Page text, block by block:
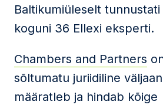
Baltikumiüleselt
koguni 36 Ellexi eksperti.
Chambers and Partners
sõltumatu juriidiline
määratleb ja hindab kõige